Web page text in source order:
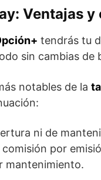
Ventajas
tendrás tu
sin cambias de
notables de la
ni de
comisión por
mantenimiento.